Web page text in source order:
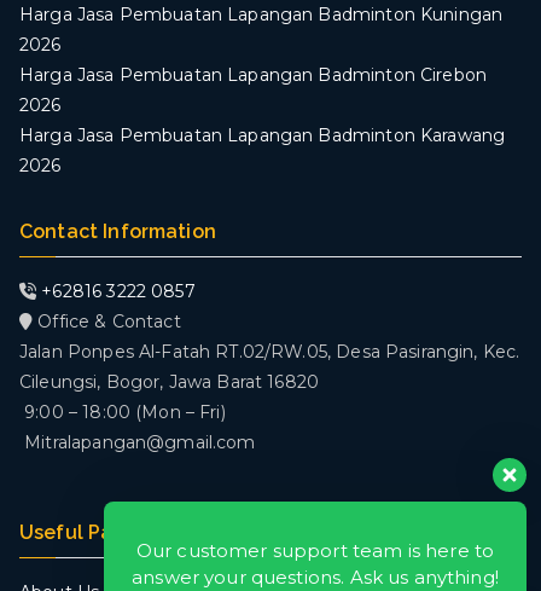
Harga Jasa Pembuatan Lapangan Badminton Kuningan
2026
Harga Jasa Pembuatan Lapangan Badminton Cirebon
2026
Harga Jasa Pembuatan Lapangan Badminton Karawang
2026
Contact Information
+62816 3222 0857
Office & Contact
Jalan Ponpes Al-Fatah RT.02/RW.05, Desa Pasirangin, Kec.
Cileungsi, Bogor, Jawa Barat 16820
9:00 – 18:00 (Mon – Fri)
Mitralapangan@gmail.com
Useful Pages
Our customer support team is here to
answer your questions. Ask us anything!